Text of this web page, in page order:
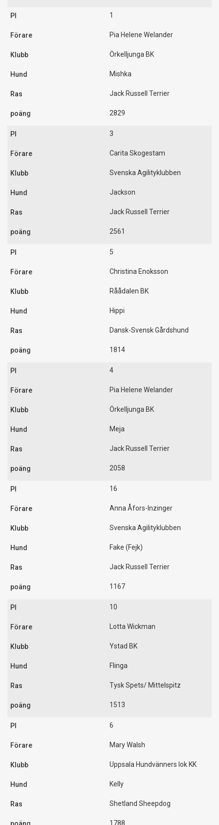
1
Pia Helene Welander
Örkelljunga BK
Mishka
Jack Russell Terrier
2829
3
Carita Skogestam
Svenska Agilityklubben
Jackson
Jack Russell Terrier
2561
5
Christina Enoksson
Råådalen BK
Hippi
Dansk-Svensk Gårdshund
1814
4
Pia Helene Welander
Örkelljunga BK
Meja
Jack Russell Terrier
2058
16
Anna Åfors-Inzinger
Svenska Agilityklubben
Fake (Fejk)
Jack Russell Terrier
1167
10
Lotta Wickman
Ystad BK
Flinga
Tysk Spets/ Mittelspitz
1513
6
Mary Walsh
Uppsala Hundvänners lok KK
Kelly
Shetland Sheepdog
1788